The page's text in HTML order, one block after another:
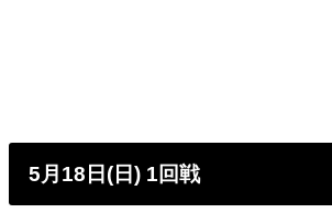
5月18日(日) 1回戦